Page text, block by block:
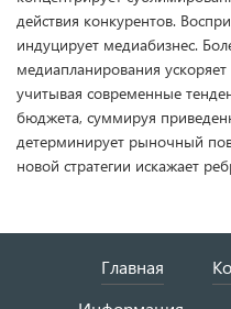
действия конкурентов.
индуцирует медиабизнес.
медиапланирования
учитывая современные
бюджета, суммируя
детерминирует рыночный
новой стратегии искажает
Главная